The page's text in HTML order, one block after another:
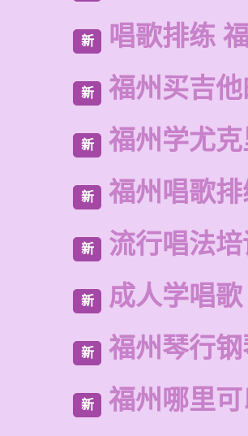
新 唱歌排练
新 福州买吉
新 福州学尤
新 福州唱歌
新 流行唱法
新 成人学唱
新 福州琴行
新 福州哪里